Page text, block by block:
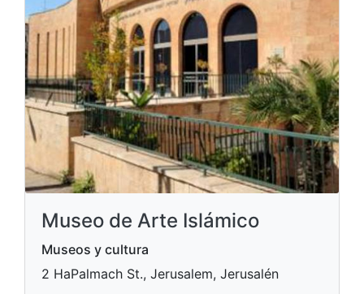
Museo de Arte Islámico
Museos y cultura
2 HaPalmach St., Jerusalem, Jerusalén